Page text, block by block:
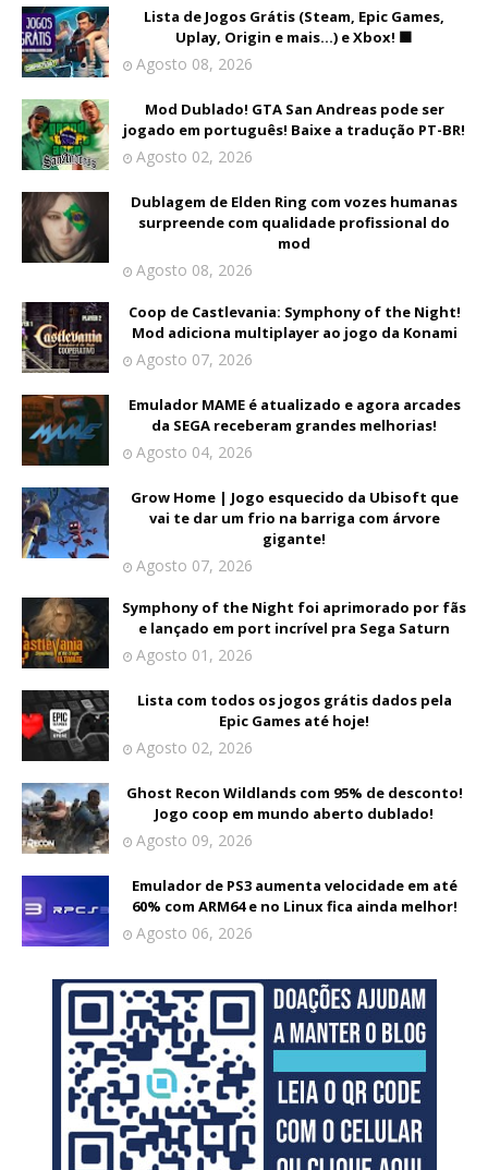
Lista de Jogos Grátis (Steam, Epic Games,
Uplay, Origin e mais...) e Xbox! 🟩
Agosto 08, 2026
Mod Dublado! GTA San Andreas pode ser
jogado em português! Baixe a tradução PT-BR!
Agosto 02, 2026
Dublagem de Elden Ring com vozes humanas
surpreende com qualidade profissional do
mod
Agosto 08, 2026
Coop de Castlevania: Symphony of the Night!
Mod adiciona multiplayer ao jogo da Konami
Agosto 07, 2026
Emulador MAME é atualizado e agora arcades
da SEGA receberam grandes melhorias!
Agosto 04, 2026
Grow Home | Jogo esquecido da Ubisoft que
vai te dar um frio na barriga com árvore
gigante!
Agosto 07, 2026
Symphony of the Night foi aprimorado por fãs
e lançado em port incrível pra Sega Saturn
Agosto 01, 2026
Lista com todos os jogos grátis dados pela
Epic Games até hoje!
Agosto 02, 2026
Ghost Recon Wildlands com 95% de desconto!
Jogo coop em mundo aberto dublado!
Agosto 09, 2026
Emulador de PS3 aumenta velocidade em até
60% com ARM64 e no Linux fica ainda melhor!
Agosto 06, 2026